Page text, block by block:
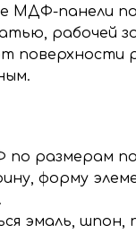
МДФ-панели
рабочей
поверхности
по размерам
форму
эмаль, шпон,